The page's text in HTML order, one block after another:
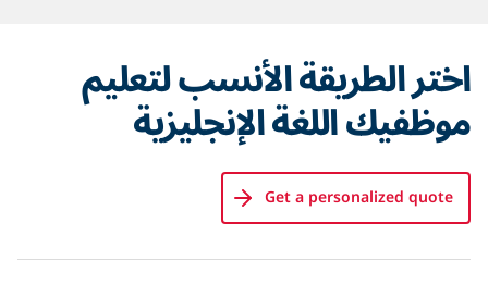
اختر الطريقة الأنسب لتعليم
موظفيك اللغة الإنجليزية
Get a personalized quote